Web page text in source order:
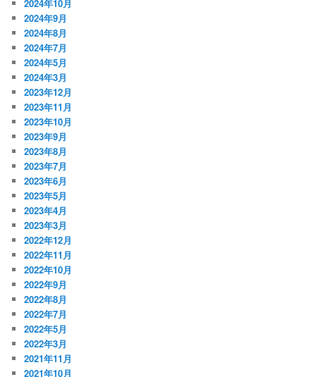
2024年10月
2024年9月
2024年8月
2024年7月
2024年5月
2024年3月
2023年12月
2023年11月
2023年10月
2023年9月
2023年8月
2023年7月
2023年6月
2023年5月
2023年4月
2023年3月
2022年12月
2022年11月
2022年10月
2022年9月
2022年8月
2022年7月
2022年5月
2022年3月
2021年11月
2021年10月